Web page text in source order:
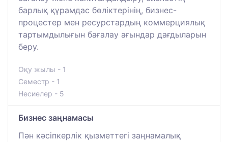
барлық құрамдас бөліктерінің, бизнес-
процестер мен ресурстардың коммерциялық
тартымдылығын бағалау ағындар дағдыларын
беру.
Оқу жылы - 1
Семестр - 1
Несиелер - 5
Бизнес заңнамасы
Пән кәсіпкерлік қызметтегі заңнамалық